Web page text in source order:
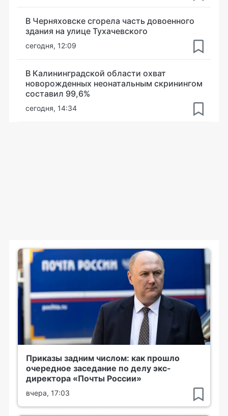
В Черняховске сгорела часть довоенного
здания на улице Тухачевского
сегодня, 12:09
В Калининградской области охват
новорожденных неонатальным скринингом
составил 99,6%
сегодня, 14:34
Приказы задним числом: как прошло
очередное заседание по делу экс-
директора «Почты России»
вчера, 17:03